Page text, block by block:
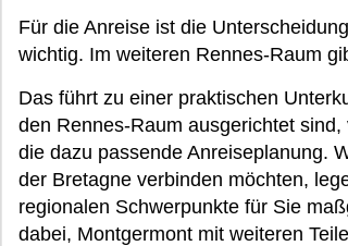
Für die Anreise ist die
wichtig. Im weiteren Rennes-Raum
Das führt zu einer praktischen
den Rennes-Raum ausgerichtet
die dazu passende Anreiseplanung.
der Bretagne verbinden möchten,
regionalen Schwerpunkte für Sie
dabei, Montgermont mit weiteren